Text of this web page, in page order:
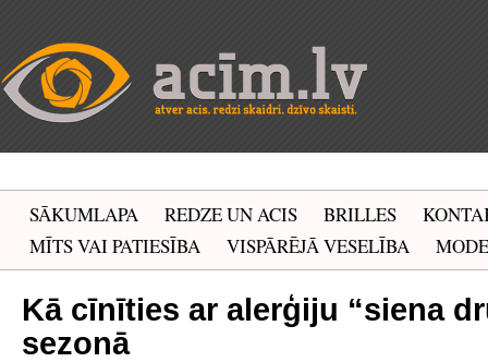
SĀKUMLAPA REDZE UN ACIS BRILLES
MĪTS VAI PATIESĪBA
VISPĀRĒJĀ VESELĪBA MODE
Kā cīnīties ar alerģiju “siena
sezonā